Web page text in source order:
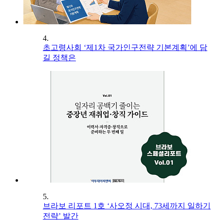
4.
초고령사회 ‘제1차 국가인구전략 기본계획’에 담
길 정책은
5.
브라보 리포트 1호 ‘사오정 시대, 73세까지 일하기
전략’ 발간